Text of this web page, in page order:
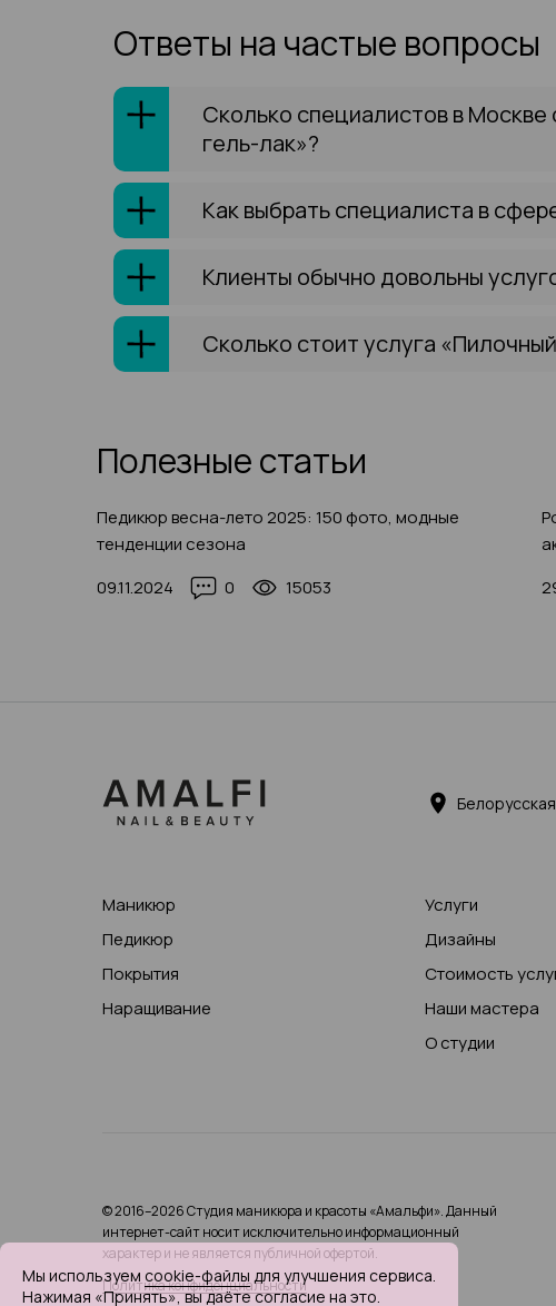
Ответы на частые вопросы
Сколько специалистов в
гель-лак»?
Как выбрать специалиста в
Клиенты обычно довольны
Сколько стоит услуга
Полезные статьи
Педикюр весна-лето 2025: 150 фото, модные
тенденции сезона
09.11.2024
0 15053
Маникюр
Педикюр
Покрытия
Наращивание
Услуги
Дизайны
Стоимость
Наши мастера
О студии
© 2016–2026 Студия маникюра и красоты «Амальфи». Данный
интернет-сайт носит исключительно информационный
характер и не является публичной офертой.
Политика конфиденциальности
Мы используем cookie-файлы для улучшения сервиса.
Нажимая «Принять», вы даёте согласие на это.